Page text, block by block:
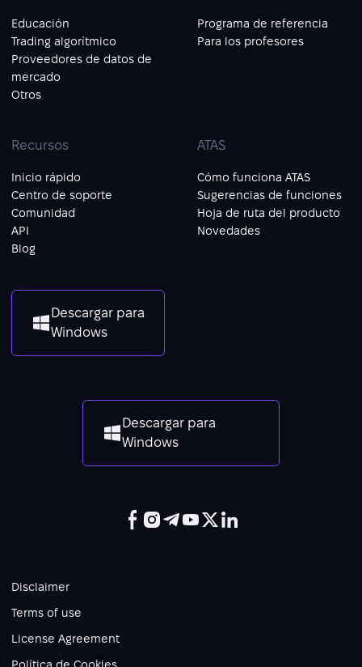
Educación
Trading algorítmico
Proveedores de datos de
mercado
Otros
Programa de referencia
Para los profesores
Recursos
Inicio rápido
Centro de soporte
Comunidad
API
Blog
ATAS
Cómo funciona ATAS
Sugerencias de funciones
Hoja de ruta del producto
Novedades
Descargar para
Windows
Descargar para
Windows
Disclaimer
Terms of use
License Agreement